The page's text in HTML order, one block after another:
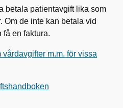
betala patientavgift lika som
Om de inte kan betala vid
få en faktura.
m.m. för vissa